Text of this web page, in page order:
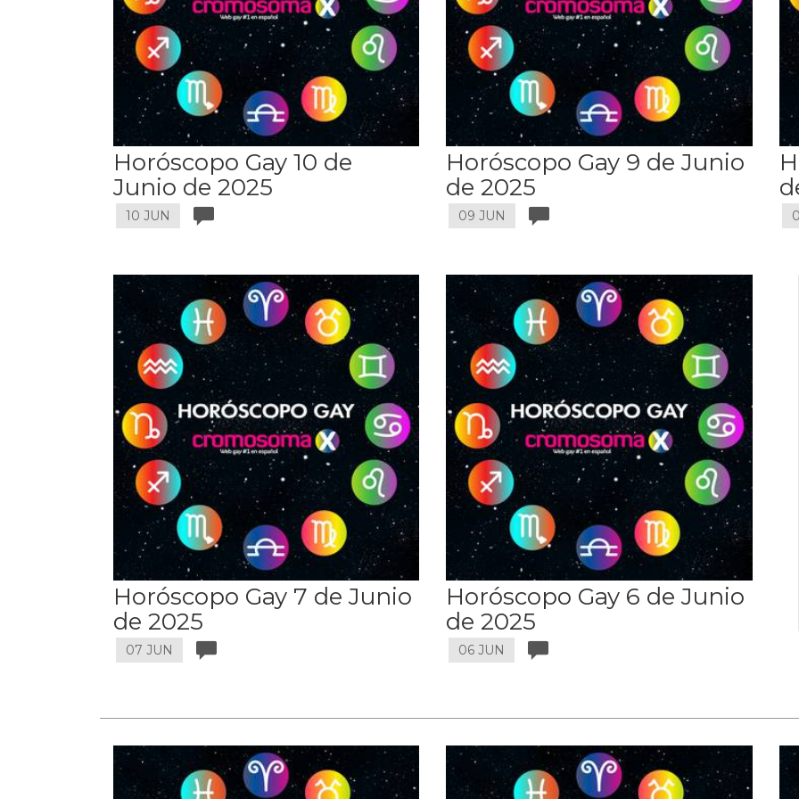
Horóscopo Gay 10 de
Junio de 2025
10 JUN
Horóscopo Gay 9 de Junio
de 2025
09 JUN
Horóscopo Gay 7 de Junio
de 2025
07 JUN
Horóscopo Gay 6 de Junio
de 2025
06 JUN